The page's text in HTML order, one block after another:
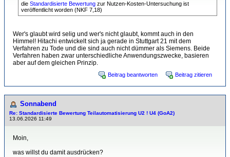
die Standardisierte Bewertung zur Nutzen-Kosten-Untersuchung ist
veröffentlicht worden (NKF 7,18)
Wer's glaubt wird selig und wer's nicht glaubt, kommt auch in den
Himmel! Hitachi entwickelt sich ja gerade in Stuttgart 21 mit dem
Verfahren zu Tode und die sind auch nicht dümmer als Siemens. Beide
Verfahren haben zwar unterschiedliche Anwendungszwecke, basieren
aber auf dem gleichen Prinzip.
Beitrag beantworten Beitrag zitieren
Sonnabend
Re: Standardisierte Bewertung Teilautomatisierung U2 ! U4 (GoA2)
13.06.2026 11:49
Moin,
was willst du damit ausdrücken?